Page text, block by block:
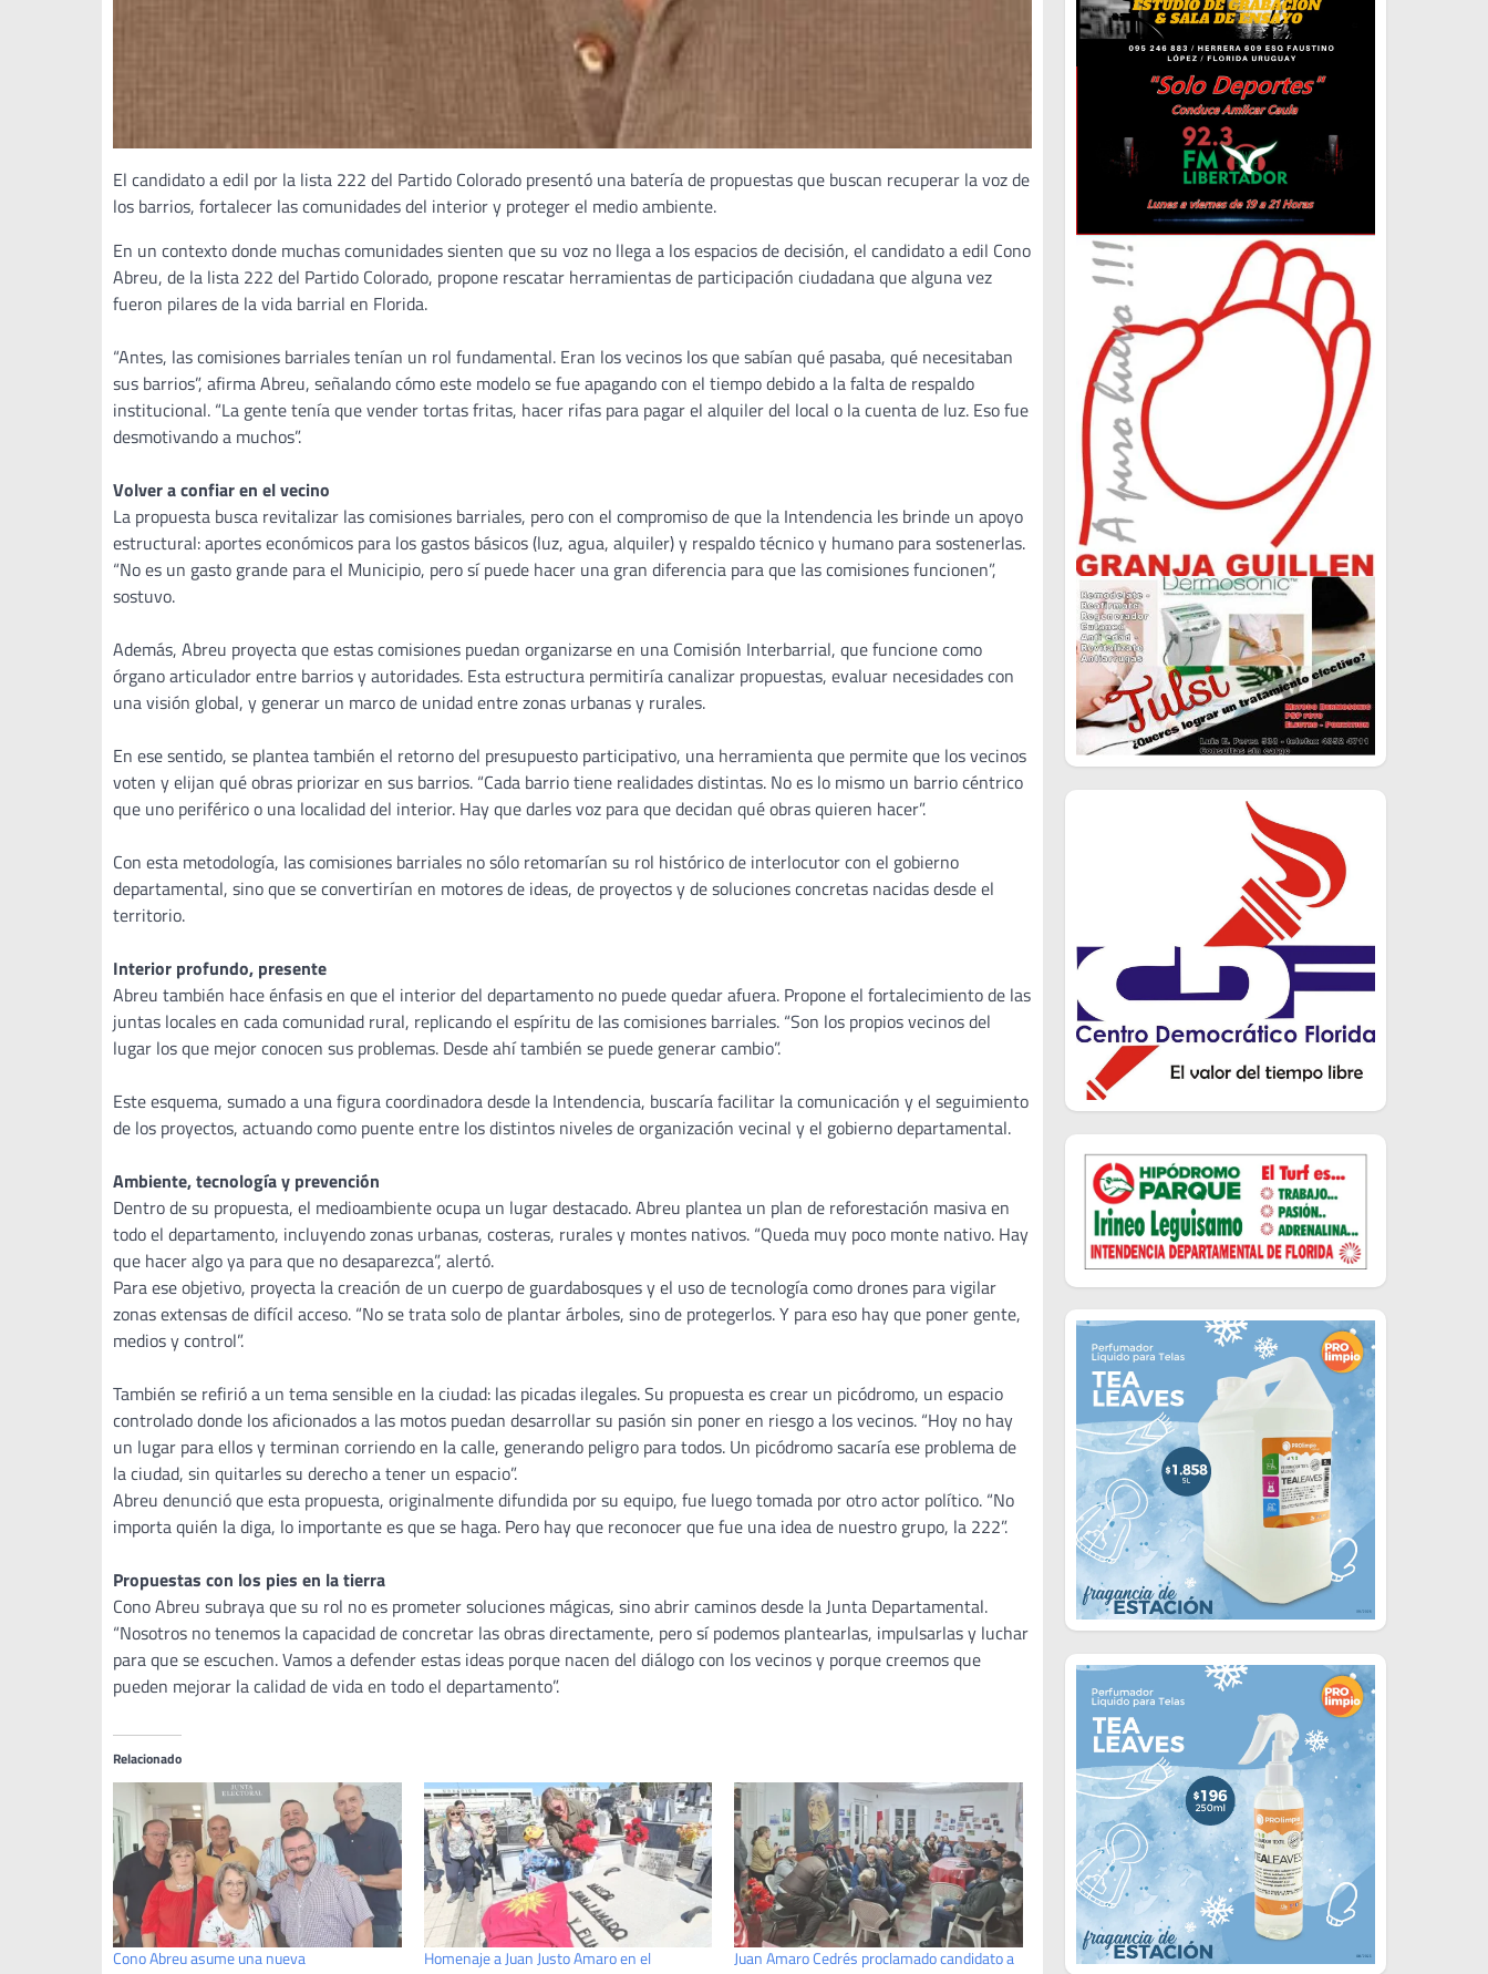
El candidato a edil por la lista 222 del Partido Colorado presentó una batería de propuestas que buscan recuperar la voz de
los barrios, fortalecer las comunidades del interior y proteger el medio ambiente.
En un contexto donde muchas comunidades sienten que su voz no llega a los espacios de decisión, el candidato a edil Cono
Abreu, de la lista 222 del Partido Colorado, propone rescatar herramientas de participación ciudadana que alguna vez
fueron pilares de la vida barrial en Florida.
“Antes, las comisiones barriales tenían un rol fundamental. Eran los vecinos los que sabían qué pasaba, qué necesitaban
sus barrios”, afirma Abreu, señalando cómo este modelo se fue apagando con el tiempo debido a la falta de respaldo
institucional. “La gente tenía que vender tortas fritas, hacer rifas para pagar el alquiler del local o la cuenta de luz. Eso fue
desmotivando a muchos”.
Volver a confiar en el vecino
La propuesta busca revitalizar las comisiones barriales, pero con el compromiso de que la Intendencia les brinde un apoyo
estructural: aportes económicos para los gastos básicos (luz, agua, alquiler) y respaldo técnico y humano para sostenerlas.
“No es un gasto grande para el Municipio, pero sí puede hacer una gran diferencia para que las comisiones funcionen”,
sostuvo.
Además, Abreu proyecta que estas comisiones puedan organizarse en una Comisión Interbarrial, que funcione como
órgano articulador entre barrios y autoridades. Esta estructura permitiría canalizar propuestas, evaluar necesidades con
una visión global, y generar un marco de unidad entre zonas urbanas y rurales.
En ese sentido, se plantea también el retorno del presupuesto participativo, una herramienta que permite que los vecinos
voten y elijan qué obras priorizar en sus barrios. “Cada barrio tiene realidades distintas. No es lo mismo un barrio céntrico
que uno periférico o una localidad del interior. Hay que darles voz para que decidan qué obras quieren hacer”.
Con esta metodología, las comisiones barriales no sólo retomarían su rol histórico de interlocutor con el gobierno
departamental, sino que se convertirían en motores de ideas, de proyectos y de soluciones concretas nacidas desde el
territorio.
Interior profundo, presente
Abreu también hace énfasis en que el interior del departamento no puede quedar afuera. Propone el fortalecimiento de las
juntas locales en cada comunidad rural, replicando el espíritu de las comisiones barriales. “Son los propios vecinos del
lugar los que mejor conocen sus problemas. Desde ahí también se puede generar cambio”.
Este esquema, sumado a una figura coordinadora desde la Intendencia, buscaría facilitar la comunicación y el seguimiento
de los proyectos, actuando como puente entre los distintos niveles de organización vecinal y el gobierno departamental.
Ambiente, tecnología y prevención
Dentro de su propuesta, el medioambiente ocupa un lugar destacado. Abreu plantea un plan de reforestación masiva en
todo el departamento, incluyendo zonas urbanas, costeras, rurales y montes nativos. “Queda muy poco monte nativo. Hay
que hacer algo ya para que no desaparezca”, alertó.
Para ese objetivo, proyecta la creación de un cuerpo de guardabosques y el uso de tecnología como drones para vigilar
zonas extensas de difícil acceso. “No se trata solo de plantar árboles, sino de protegerlos. Y para eso hay que poner gente,
medios y control”.
También se refirió a un tema sensible en la ciudad: las picadas ilegales. Su propuesta es crear un picódromo, un espacio
controlado donde los aficionados a las motos puedan desarrollar su pasión sin poner en riesgo a los vecinos. “Hoy no hay
un lugar para ellos y terminan corriendo en la calle, generando peligro para todos. Un picódromo sacaría ese problema de
la ciudad, sin quitarles su derecho a tener un espacio”.
Abreu denunció que esta propuesta, originalmente difundida por su equipo, fue luego tomada por otro actor político. “No
importa quién la diga, lo importante es que se haga. Pero hay que reconocer que fue una idea de nuestro grupo, la 222”.
Propuestas con los pies en la tierra
Cono Abreu subraya que su rol no es prometer soluciones mágicas, sino abrir caminos desde la Junta Departamental.
“Nosotros no tenemos la capacidad de concretar las obras directamente, pero sí podemos plantearlas, impulsarlas y luchar
para que se escuchen. Vamos a defender estas ideas porque nacen del diálogo con los vecinos y porque creemos que
pueden mejorar la calidad de vida en todo el departamento”.
Relacionado
Cono Abreu asume una nueva
Homenaje a Juan Justo Amaro en el
Juan Amaro Cedrés proclamado candidato a